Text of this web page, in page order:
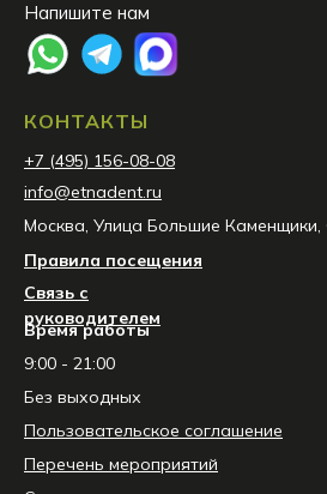
КОНТАКТЫ
info@etnadent.ru
Москва, Улица Большие Каменщики,
+7 (495) 156-08-08
Напишите нам
Правила посещения
Связь с
руководителем
Время работы
9:00 - 21:00
Без выходных
Пользовательское соглашение
Перечень мероприятий